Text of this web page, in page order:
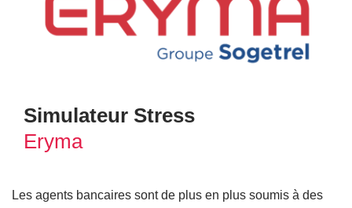
Simulateur Stress
Eryma
Les agents bancaires sont de plus en plus soumis à des